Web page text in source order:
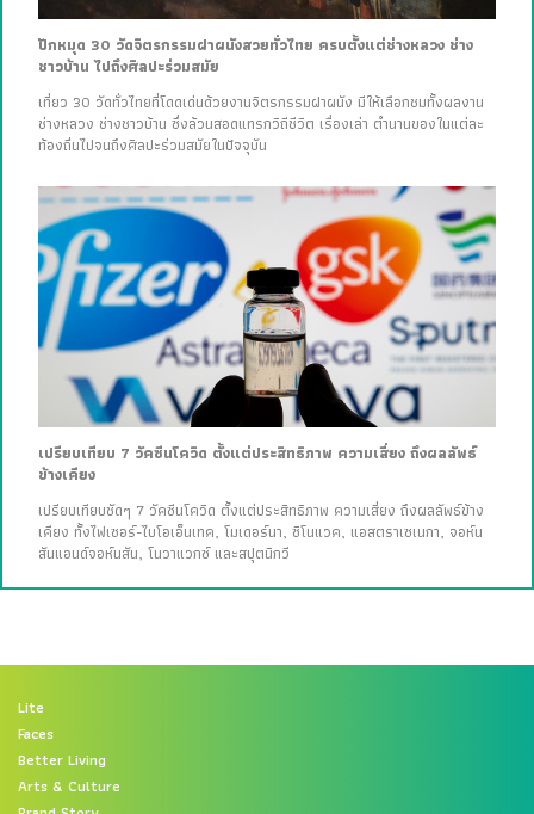
ปักหมุด 30 วัดจิตรกรรมฝาผนังสวยทั่วไทย ครบตั้งแต่ช่างหลวง ช่าง
ชาวบ้าน ไปถึงศิลปะร่วมสมัย
เที่ยว 30 วัดทั่วไทยที่โดดเด่นด้วยงานจิตรกรรมฝาผนัง มีให้เลือกชมทั้งผลงาน
ช่างหลวง ช่างชาวบ้าน ซึ่งล้วนสอดแทรกวิถีชีวิต เรื่องเล่า ตำนานของในแต่ละ
ท้องถิ่นไปจนถึงศิลปะร่วมสมัยในปัจจุบัน
เปรียบเทียบ 7 วัคซีนโควิด ตั้งแต่ประสิทธิภาพ ความเสี่ยง ถึงผลลัพธ์
ข้างเคียง
เปรียบเทียบชัดๆ 7 วัคซีนโควิด ตั้งแต่ประสิทธิภาพ ความเสี่ยง ถึงผลลัพธ์ข้าง
เคียง ทั้งไฟเซอร์-ไบโอเอ็นเทค, โมเดอร์นา, ซิโนแวค, แอสตราเซเนกา, จอห์น
สันแอนด์จอห์นสัน, โนวาแวกซ์ และสปุตนิกวี
Lite
Faces
Better Living
Arts & Culture